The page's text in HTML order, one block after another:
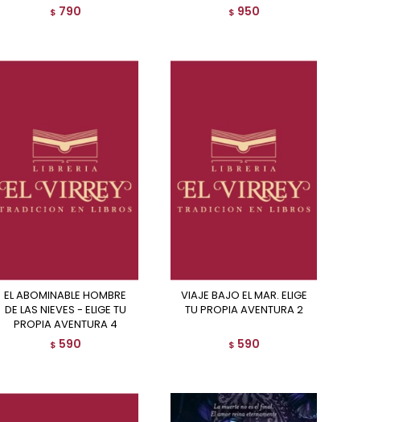
$ 790 $ 950
EL ABOMINABLE HOMBRE
DE LAS NIEVES - ELIGE TU
PROPIA AVENTURA 4
$ 590
VIAJE BAJO EL MAR. ELIGE
TU PROPIA AVENTURA 2
$ 590